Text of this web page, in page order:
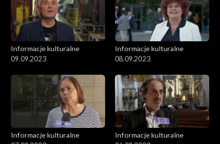
Informacje kulturalne
09.09.2023
Informacje kulturalne
08.09.2023
Informacje kulturalne
Informacje kulturalne